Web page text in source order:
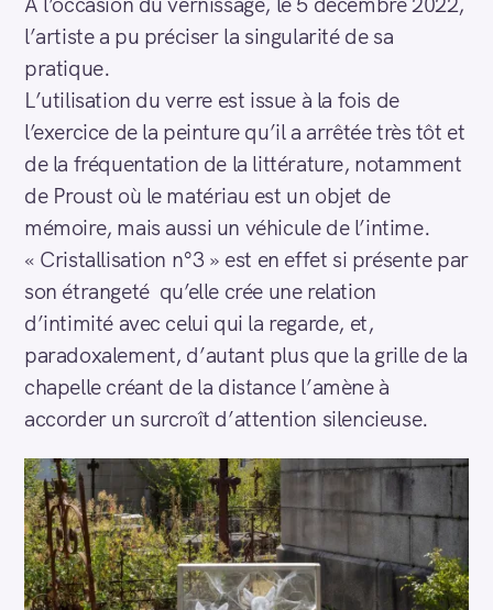
l’artiste a pu préciser la singularité de sa
pratique.
L’utilisation du verre est issue à la fois de
l’exercice de la peinture qu’il a arrêtée très tôt et
de la fréquentation de la littérature, notamment
de Proust où le matériau est un objet de
mémoire, mais aussi un véhicule de l’intime.
« Cristallisation n°3 » est en effet si présente par
son étrangeté qu’elle crée une relation
d’intimité avec celui qui la regarde, et,
paradoxalement, d’autant plus que la grille de la
chapelle créant de la distance l’amène à
accorder un surcroît d’attention silencieuse.